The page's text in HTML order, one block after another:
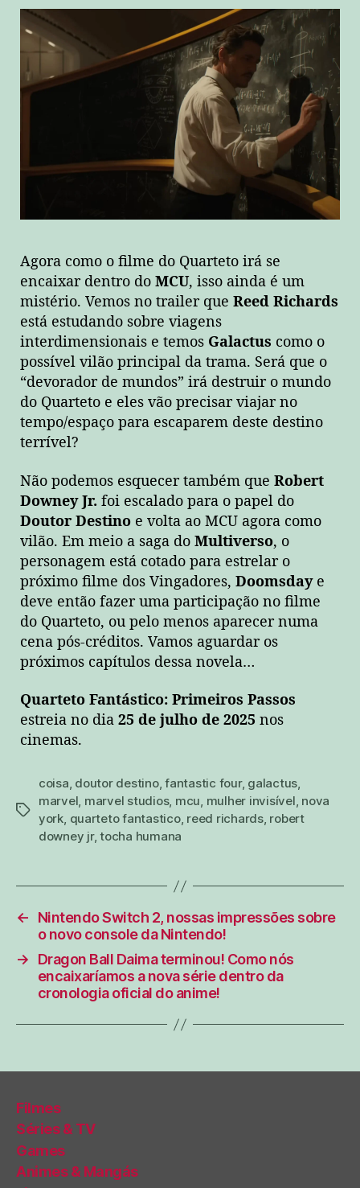
Agora como o filme do Quarteto irá se
encaixar dentro do MCU, isso ainda é um
mistério. Vemos no trailer que Reed Richards
está estudando sobre viagens
interdimensionais e temos Galactus como o
possível vilão principal da trama. Será que o
“devorador de mundos” irá destruir o mundo
do Quarteto e eles vão precisar viajar no
tempo/espaço para escaparem deste destino
terrível?
Não podemos esquecer também que Robert
Downey Jr. foi escalado para o papel do
Doutor Destino e volta ao MCU agora como
vilão. Em meio a saga do Multiverso, o
personagem está cotado para estrelar o
próximo filme dos Vingadores, Doomsday e
deve então fazer uma participação no filme
do Quarteto, ou pelo menos aparecer numa
cena pós-créditos. Vamos aguardar os
próximos capítulos dessa novela…
Quarteto Fantástico: Primeiros Passos
estreia no dia 25 de julho de 2025 nos
cinemas.
tags
coisa, doutor destino,fantastic four, galactus,
marvel, marvel studios, mcu, mulher invisível, nova
york, quarteto fantastico, reed richards, robert
downey jr,tocha humana
←
Nintendo Switch 2, nossas impressões sobre
o novo console da Nintendo!
→
Dragon Ball Daima terminou! Como nós
encaixaríamos a nova série dentro da
cronologia oficial do anime!
Filmes
Séries & TV
Games
Animes & Mangás